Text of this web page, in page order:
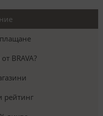
BRAVA?
рейтинг